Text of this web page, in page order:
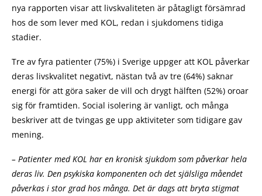
nya rapporten visar att livskvaliteten är påtagligt försämrad
hos de som lever med KOL, redan i sjukdomens tidiga
stadier.
Tre av fyra patienter (75%) i Sverige uppger att KOL påverkar
deras livskvalitet negativt, nästan två av tre (64%) saknar
energi för att göra saker de vill och drygt hälften (52%) oroar
sig för framtiden. Social isolering är vanligt, och många
beskriver att de tvingas ge upp aktiviteter som tidigare gav
mening.
– Patienter med KOL har en kronisk sjukdom som påverkar hela
deras liv. Den psykiska komponenten och det själsliga måendet
påverkas i stor grad hos många. Det är dags att bryta stigmat